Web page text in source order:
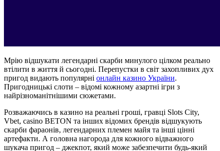
Мрію відшукати легендарні скарби минулого цілком реально
втілити в життя й сьогодні. Перепустки в світ захопливих дух
пригод видають популярні онлайн казино України.
Пригодницькі слоти – відомі кожному азартні ігри з
найрізноманітнішими сюжетами.
Розважаючись в казино на реальні гроші, гравці Slots City,
Vbet, casino BETON та інших відомих брендів відшукують
скарби фараонів, легендарних племен майя та інші цінні
артефакти. А головна нагорода для кожного відважного
шукача пригод – джекпот, який може забезпечити будь-який